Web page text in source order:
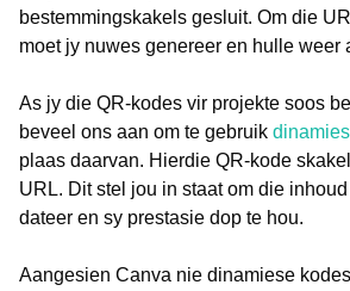
bestemmingskakels gesluit. Om die
moet jy nuwes genereer en hulle weer
As jy die QR-kodes vir projekte soos
beveel ons aan om te gebruik
plaas daarvan. Hierdie QR-kode
URL. Dit stel jou in staat om die
dateer en sy prestasie dop te hou.
Aangesien Canva nie dinamiese